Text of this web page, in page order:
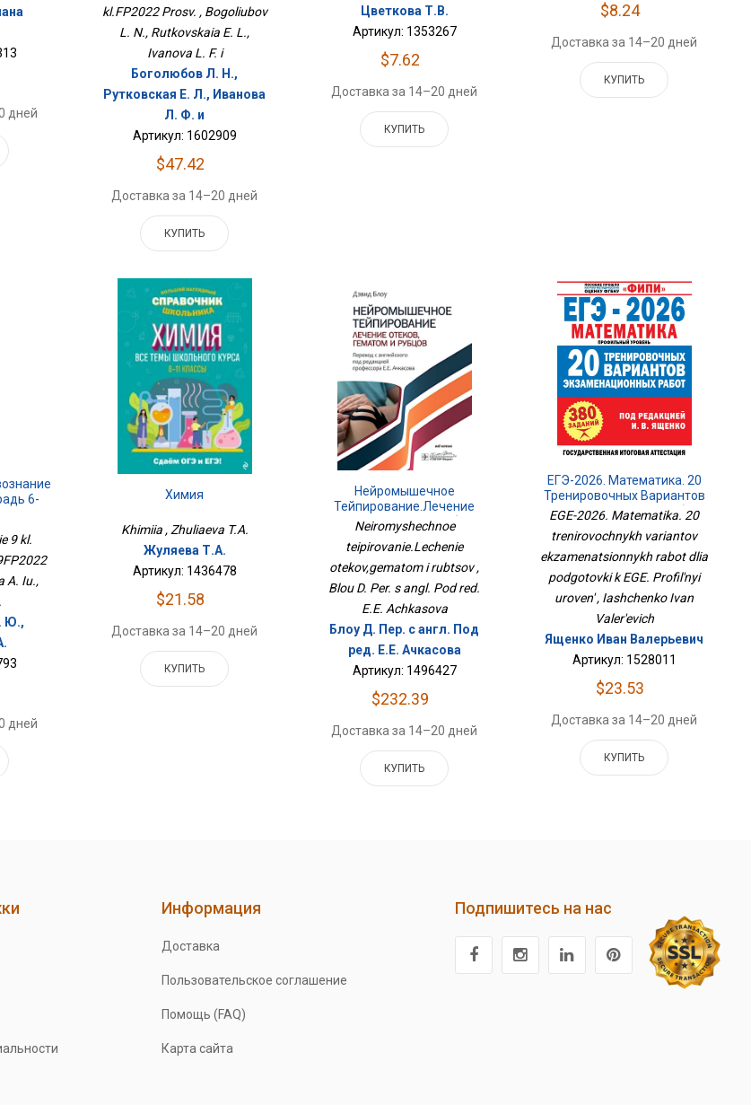
дней
kl.FP2022 Prosv. , Bogoliubov
L. N., Rutkovskaia E. L.,
Ivanova L. F. i
Боголюбов Л. Н.,
Рутковская Е. Л., Иванова
Л. Ф. и
Артикул: 1602909
$47.42
Доставка за 14–20 дней
КУПИТЬ
Цветкова Т.В.
Артикул: 1353267
$7.62
Доставка за 14–20 дней
КУПИТЬ
$8.24
Доставка за 14–20 дней
КУПИТЬ
6-
9 kl.
A. Iu.,
Ю.,
дней
Химия
Khimiia , Zhuliaeva T.A.
Жуляева Т.А.
Артикул: 1436478
$21.58
Доставка за 14–20 дней
КУПИТЬ
Нейромышечное
Тейпирование.Лечение
Отеков,гематом И Рубцов
Neiromyshechnoe
teipirovanie.Lechenie
otekov,gematom i rubtsov ,
Blou D. Per. s angl. Pod red.
E.E. Achkasova
Блоу Д. Пер. с англ. Под
ред. Е.Е. Ачкасова
Артикул: 1496427
$232.39
Доставка за 14–20 дней
КУПИТЬ
ЕГЭ-2026. Математика. 20
Тренировочных Вариантов
Экзаменационных Работ
Профильный Уровень
EGE-2026. Matematika. 20
trenirovochnykh variantov
ekzamenatsionnykh rabot dlia
podgotovki k EGE. Profil'nyi
uroven' , Iashchenko Ivan
Valer'evich
Ященко Иван Валерьевич
Артикул: 1528011
$23.53
Доставка за 14–20 дней
КУПИТЬ
Информация
Доставка
Пользовательское соглашение
Помощь (FAQ)
Карта сайта
Подпишитесь на нас